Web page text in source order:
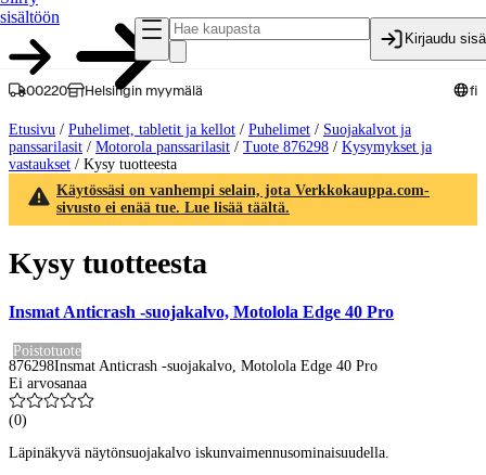
sisältöön
Kirjaudu
00220 Helsingin myymälä fi
Etusivu / Puhelimet, tabletit ja kellot / Puhelimet / Suojakalvot ja
panssarilasit / Motorola panssarilasit / Tuote 876298 / Kysymykset ja
vastaukset / Kysy tuotteesta
Käytössäsi on vanhempi selain, jota Verkkokauppa.com-
sivusto ei enää tue. Lue lisää täältä.
Kysy tuotteesta
Insmat Anticrash -suojakalvo, Motolola Edge 40 Pro
Poistotuote
876298Insmat Anticrash -suojakalvo, Motolola Edge 40 Pro
Ei arvosanaa
(0)
Läpinäkyvä näytönsuojakalvo iskunvaimennusominaisuudella.